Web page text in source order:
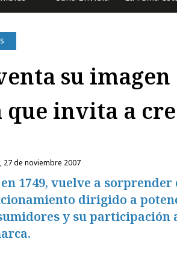
su
que invita a
27 de noviembre 2007
en 1749, vuelve a
dirigido a
y su participación